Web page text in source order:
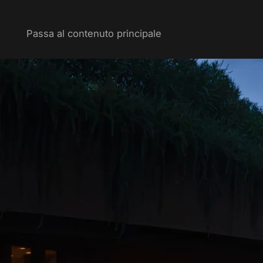
Passa al contenuto principale